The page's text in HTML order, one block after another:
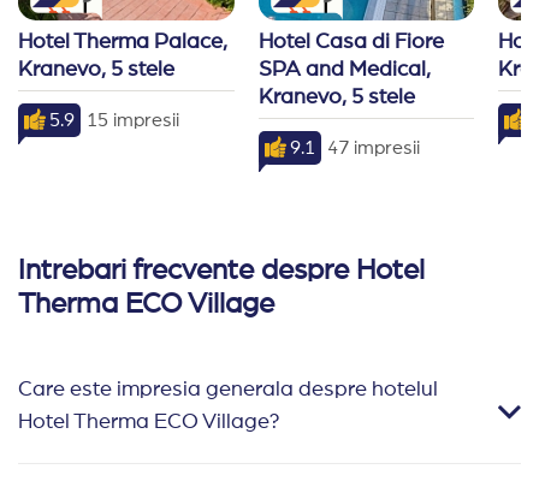
Hotel Therma Palace,
Kranevo, 5 stele
5.9 15 impresii
Hotel Casa di Fiore
SPA and Medical,
Kranevo, 5 stele
9.1 47 impresii
Intrebari frecvente despre Hotel
Therma ECO Village
Care este impresia generala despre hotelul
Hotel Therma ECO Village?